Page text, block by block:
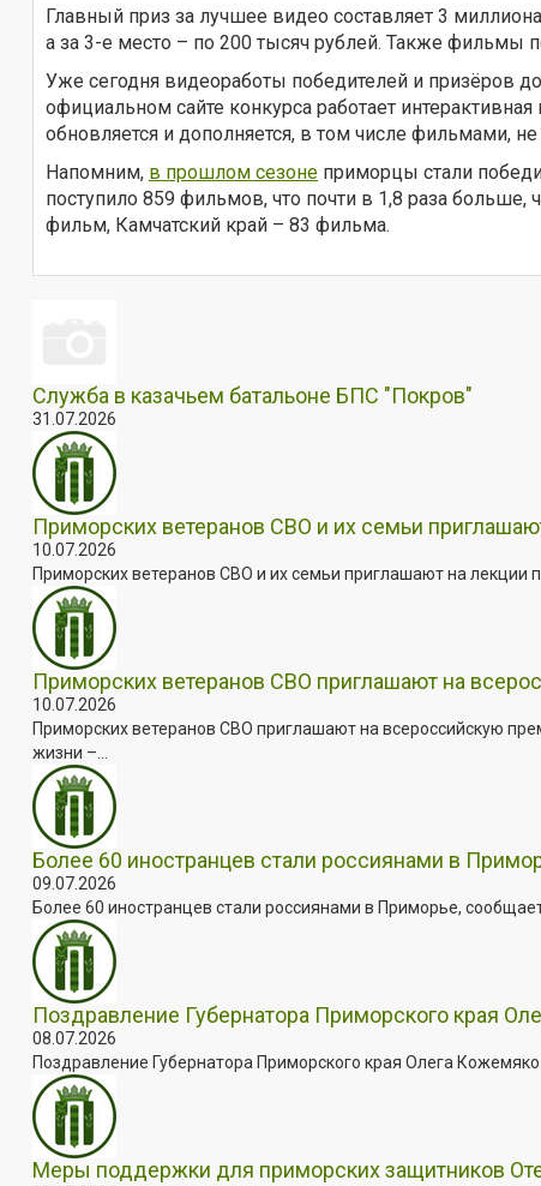
Главный приз за лучшее видео составляет 3
а за 3-е место – по 200 тысяч рублей. Также фильмы
Уже сегодня видеоработы победителей и призёров
официальном сайте конкурса работает
обновляется и дополняется, в том числе фильмами,
Напомним, в прошлом сезоне приморцы стали
поступило 859 фильмов, что почти в 1,8 раза
фильм, Камчатский край – 83 фильма.
Служба в казачьем батальоне БПС "Покров"
31.07.2026
Приморских ветеранов СВО и их семьи
10.07.2026
Приморских ветеранов СВО и их семьи приглашают на лекции
Приморских ветеранов СВО приглашают на
10.07.2026
Приморских ветеранов СВО приглашают на всероссийскую
жизни –...
Более 60 иностранцев стали россиянами в
09.07.2026
Более 60 иностранцев стали россиянами в Приморье,
Поздравление Губернатора Приморского края
08.07.2026
Поздравление Губернатора Приморского края Олега
Меры поддержки для приморских защитников